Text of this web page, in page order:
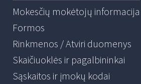
Mokesčių mokėtojų informacija
Formos
Rinkmenos / Atviri duomenys
Skaičiuoklės ir pagalbininkai
Sąskaitos ir įmokų kodai